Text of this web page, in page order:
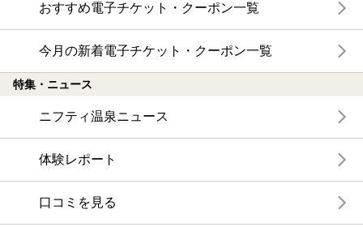
おすすめ電子チケット・クーポン一覧
今月の新着電子チケット・クーポン一覧
特集・ニュース
ニフティ温泉ニュース
体験レポート
口コミを見る